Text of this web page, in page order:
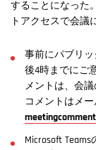
することになった
トアクセスで会議
事前にパブリ
後4時までにご
メントは、会議
コメントはメー
Microsoft